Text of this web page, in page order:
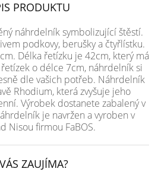
PRODUKTU
náhrdelník symbolizující štěstí.
podkovy, berušky a čtyřlístku.
Délka řetízku je 42cm, který má
o délce 7cm, náhrdelník si
dle vašich potřeb. Náhrdelník
Rhodium, která zvyšuje jeho
Výrobek dostanete zabalený v
je navržen a vyroben v
Nisou firmou FaBOS.
ZAUJÍMA?